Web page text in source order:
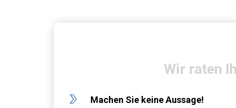
Wir raten
Machen Sie keine Aussage!